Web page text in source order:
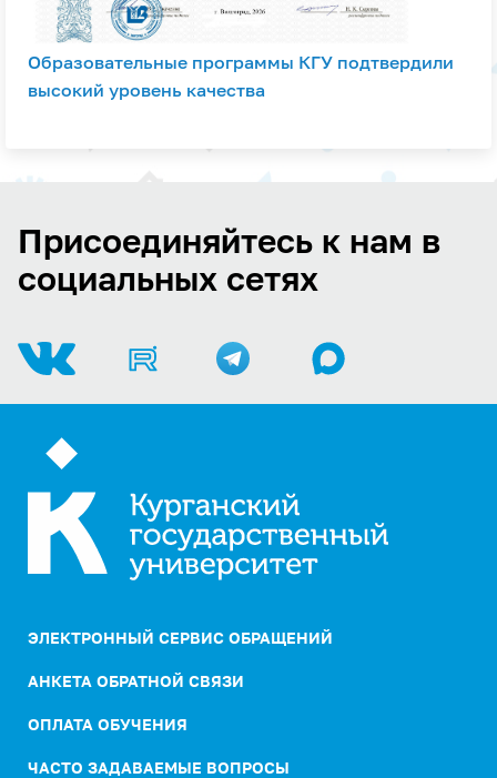
Образовательные программы КГУ подтвердили
высокий уровень качества
Присоединяйтесь к нам в
социальных сетях
ЭЛЕКТРОННЫЙ СЕРВИС ОБРАЩЕНИЙ
АНКЕТА ОБРАТНОЙ СВЯЗИ
ОПЛАТА ОБУЧЕНИЯ
ЧАСТО ЗАДАВАЕМЫЕ ВОПРОСЫ